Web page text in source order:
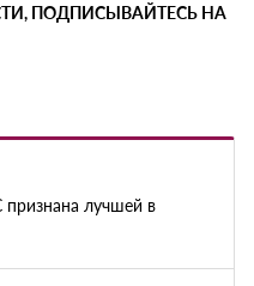
ПОДПИСЫВАЙТЕСЬ НА
лучшей в